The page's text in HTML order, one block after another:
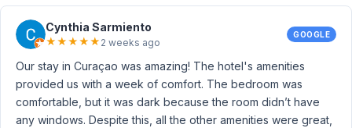
Cynthia Sarmiento
★★★★★ 2 weeks ago
GOOGLE
Our stay in Curaçao was amazing! The hotel's amenities
provided us with a week of comfort. The bedroom was
comfortable, but it was dark because the room didn’t have
any windows. Despite this, all the other amenities were great,